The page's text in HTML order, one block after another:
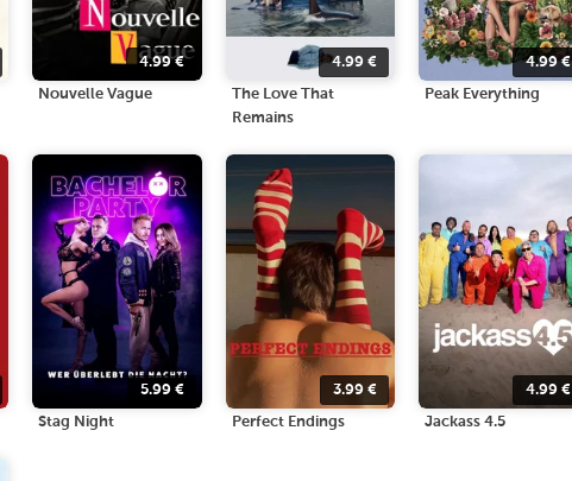
4.99€
Nouvelle Vague
4.99 €
The Love That
Remains
4.99€
Peak Everything
5.99€
Stag Night
3.99 €
Perfect Endings
4.99€
Jackass 4.5